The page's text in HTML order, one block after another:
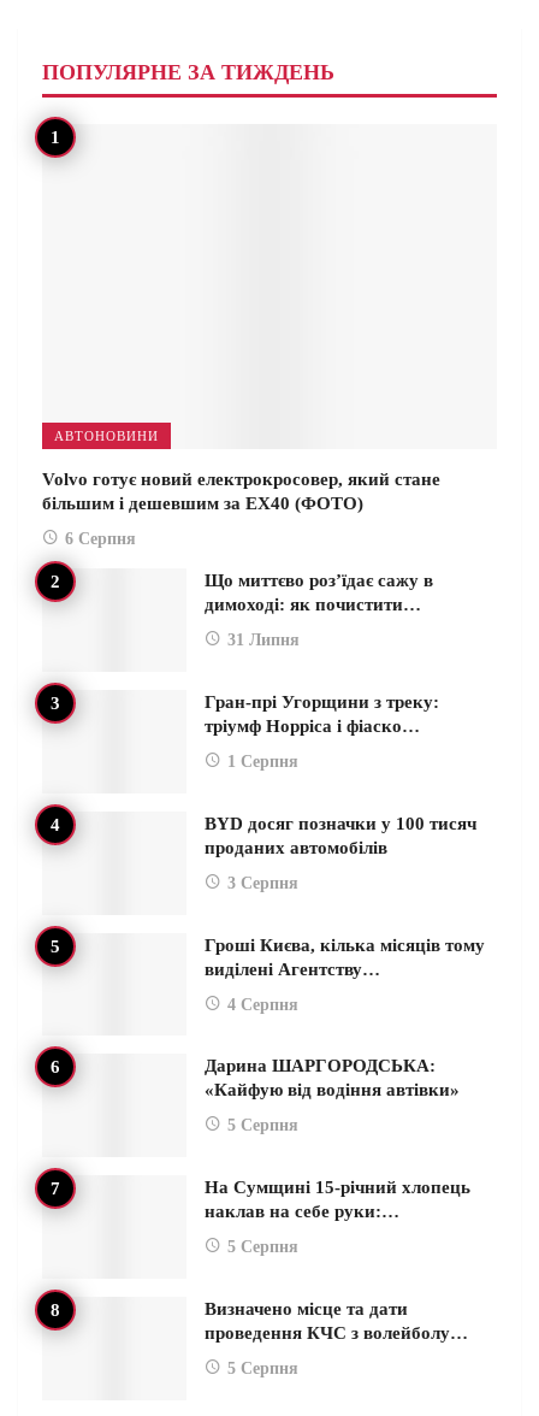
ПОПУЛЯРНЕ ЗА ТИЖДЕНЬ
АВТОНОВИНИ
Volvo готує новий електрокросовер, який стане
більшим і дешевшим за EX40 (ФОТО)
6 Серпня
Що миттєво роз’їдає сажу в
димоході: як почистити…
31 Липня
Гран-прі Угорщини з треку:
тріумф Норріса і фіаско…
1 Серпня
BYD досяг позначки у 100 тисяч
проданих автомобілів
3 Серпня
Гроші Києва, кілька місяців тому
виділені Агентству…
4 Серпня
Дарина ШАРГОРОДСЬКА:
«Кайфую від водіння автівки»
5 Серпня
На Сумщині 15-річний хлопець
наклав на себе руки:…
5 Серпня
Визначено місце та дати
проведення КЧС з волейболу…
5 Серпня